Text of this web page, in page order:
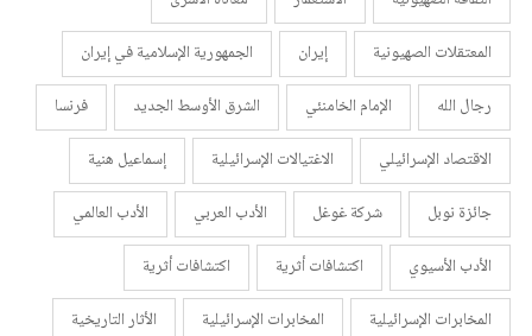
المعتقلات الصهيونية
إيران
الجمهورية الإسلامية في إيران
رجال الله
الإمام الخامنئي الشرق الأوسط الجديد
فرنسا
الاقتصاد الإسرائيلي
الاغتيالات الإسرائيلية
إسماعيل هنية
جائزة نوبل
شركة غوغل الأدب العربي
الأدب العالمي
الأدب الأسيوي
اكتشافات أثرية
اكتشافات أثرية
المخابرات الإسرائيلية
المخابرات الإسرائيلية
الأثار التاريخية